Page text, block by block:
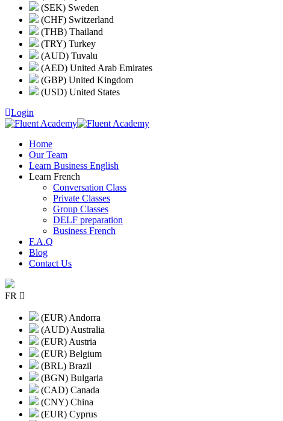
(SEK) Sweden
(CHF) Switzerland
(THB) Thailand
(TRY) Turkey
(AUD) Tuvalu
(AED) United Arab Emirates
(GBP) United Kingdom
(USD) United States
Login
Home
Our Team
Learn Business English
Learn French
Conversation Class
Private Classes
Group Classes
DELF preparation
Business French
F.A.Q
Blog
Contact Us
FR
(EUR) Andorra
(AUD) Australia
(EUR) Austria
(EUR) Belgium
(BRL) Brazil
(BGN) Bulgaria
(CAD) Canada
(CNY) China
(EUR) Cyprus